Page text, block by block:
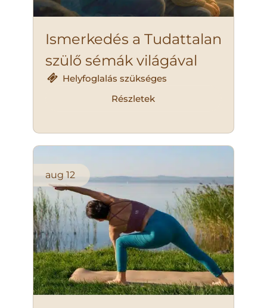
Ismerkedés a Tudattalan
szülő sémák világával
Helyfoglalás szükséges
Részletek
aug 12